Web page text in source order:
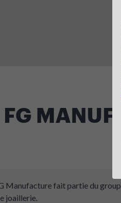
FG
Manufacture fait partie du
joaillerie.